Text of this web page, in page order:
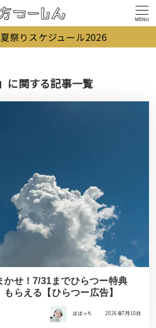
MENU
祭りスケジュール2026
に関する記事一覧
かせ！7/31までひらつー特典
もらえる【ひらつー広告】
ばばっち 2026年7月10日